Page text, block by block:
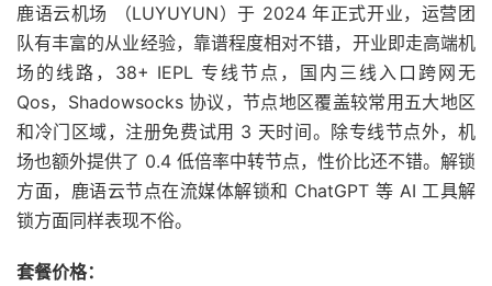
鹿语云机场 （LUYUYUN）于 2024 年正式开业，运营团
队有丰富的从业经验，靠谱程度相对不错，开业即走高端机
场的线路，38+ IEPL 专线节点，国内三线入口跨网无
Qos，Shadowsocks 协议，节点地区覆盖较常用五大地区
和冷门区域，注册免费试用 3 天时间。除专线节点外，机
场也额外提供了 0.4 低倍率中转节点，性价比还不错。解锁
方面，鹿语云节点在流媒体解锁和 ChatGPT 等 AI 工具解
锁方面同样表现不俗。
套餐价格：